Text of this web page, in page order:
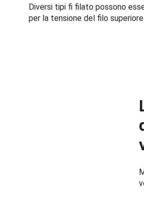
Diversi tipi fi filato possono
per la tensione del filo